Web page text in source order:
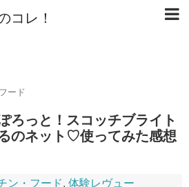
コレ！
ード
ろっと！スコッチブライト
のネット♡使ってみた感想
ン・フード,体験レヴュー